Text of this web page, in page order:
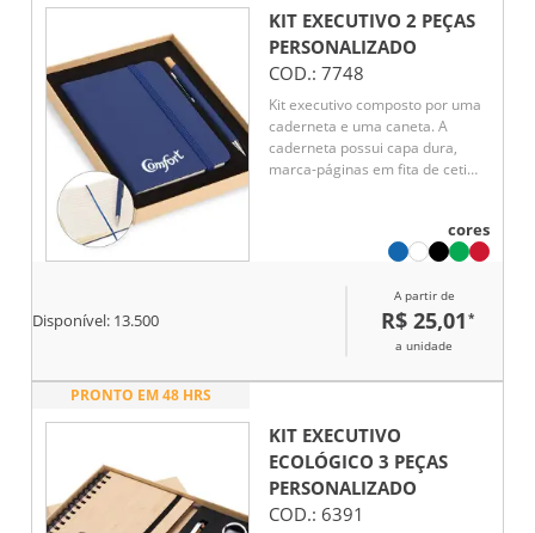
KIT EXECUTIVO 2 PEÇAS
PERSONALIZADO
COD.: 7748
Kit executivo composto por uma
caderneta e uma caneta. A
caderneta possui capa dura,
marca-páginas em fita de cetim
folhas com pauta. Por sua vez, a
caneta metálica conta com
por clique e carga esferográfica
azul de 1,0mm. Acompanha uma
caixa de papelão com berço
cores
Disponível: 13.500
A partir de
R$ 25,01 *
a unidade
PRONTO EM 48 HRS
KIT EXECUTIVO
ECOLÓGICO 3 PEÇAS
PERSONALIZADO
COD.: 6391